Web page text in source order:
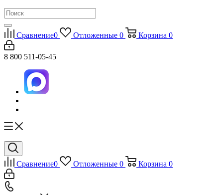
Сравнение0 Отложенные 0 Корзина 0
8 800 511-05-45
Сравнение0 Отложенные 0 Корзина 0